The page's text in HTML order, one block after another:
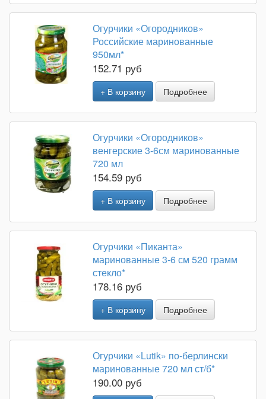
Огурчики «Огородников»
Российские маринованные
950мл*
152.71 руб
+ В корзину Подробнее
Огурчики «Огородников»
венгерские 3-6см маринованные
720 мл
154.59 руб
+ В корзину Подробнее
Огурчики «Пиканта»
маринованные 3-6 см 520 грамм
стекло*
178.16 руб
+ В корзину Подробнее
Огурчики «Lutik» по-берлински
маринованные 720 мл ст/б*
190.00 руб